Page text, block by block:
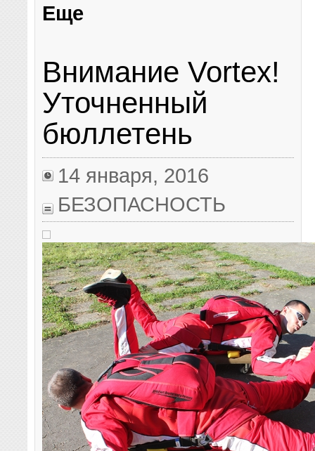
Еще
Внимание Vortex!
Уточненный
бюллетень
14 января, 2016
БЕЗОПАСНОСТЬ